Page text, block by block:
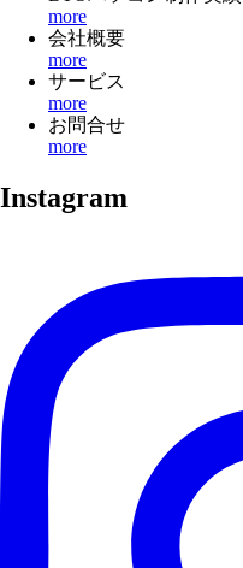
more
会社概要
more
サービス
more
お問合せ
more
Instagram